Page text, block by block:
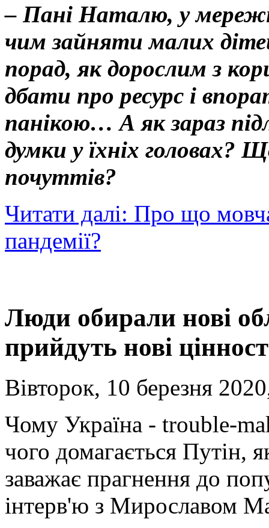
– Пані Наталю, у
чим зайняти малих
порад, як дорослим з
дбати про ресурс і
панікою… А як зараз
думки у їхніх головах?
почуттів?
Читати далі: Про що
пандемії?
Люди обирали нові
прийдуть нові
Вівторок, 10 березня
Чому Україна - trouble-
чого домагається Путін,
заважає прагнення до
інтерв'ю з Мирославом